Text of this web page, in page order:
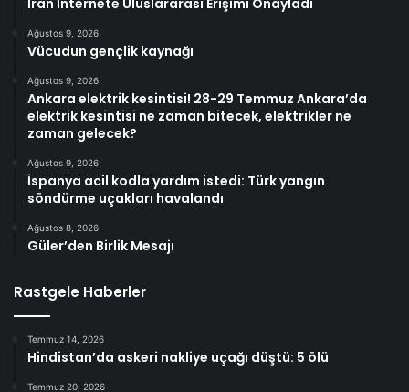
Ağustos 9, 2026
Vücudun gençlik kaynağı
Ağustos 9, 2026
Ankara elektrik kesintisi! 28-29 Temmuz Ankara’da
elektrik kesintisi ne zaman bitecek, elektrikler ne
zaman gelecek?
Ağustos 9, 2026
İspanya acil kodla yardım istedi: Türk yangın
söndürme uçakları havalandı
Ağustos 8, 2026
Güler’den Birlik Mesajı
Rastgele Haberler
Temmuz 14, 2026
Hindistan’da askeri nakliye uçağı düştü: 5 ölü
Temmuz 20, 2026